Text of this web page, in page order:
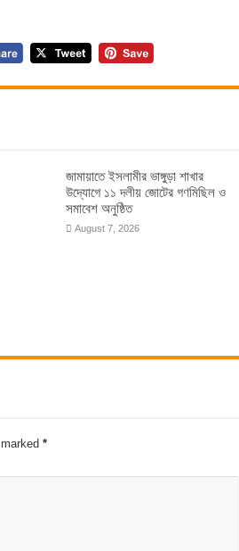
জামায়াতে ইসলামীর ভাঙ্গুড়া শাখার
উদ্যোগে ১১ দলীয় জোটের গণমিছিল ও
সমাবেশ অনুষ্ঠিত
August 7, 2026
*